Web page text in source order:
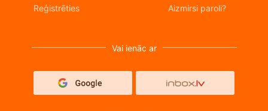
Reģistrēties Aizmirsi paroli?
Vai ienāc ar